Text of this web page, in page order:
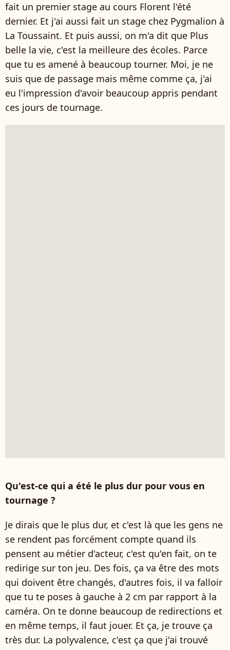
fait un premier stage au cours Florent l'été
dernier. Et j'ai aussi fait un stage chez Pygmalion à
La Toussaint. Et puis aussi, on m'a dit que Plus
belle la vie, c'est la meilleure des écoles. Parce
que tu es amené à beaucoup tourner. Moi, je ne
suis que de passage mais même comme ça, j'ai
eu l'impression d'avoir beaucoup appris pendant
ces jours de tournage.
Qu'est-ce qui a été le plus dur pour vous en
tournage ?
Je dirais que le plus dur, et c'est là que les gens ne
se rendent pas forcément compte quand ils
pensent au métier d'acteur, c'est qu'en fait, on te
redirige sur ton jeu. Des fois, ça va être des mots
qui doivent être changés, d'autres fois, il va falloir
que tu te poses à gauche à 2 cm par rapport à la
caméra. On te donne beaucoup de redirections et
en même temps, il faut jouer. Et ça, je trouve ça
très dur. La polyvalence, c'est ça que j'ai trouvé